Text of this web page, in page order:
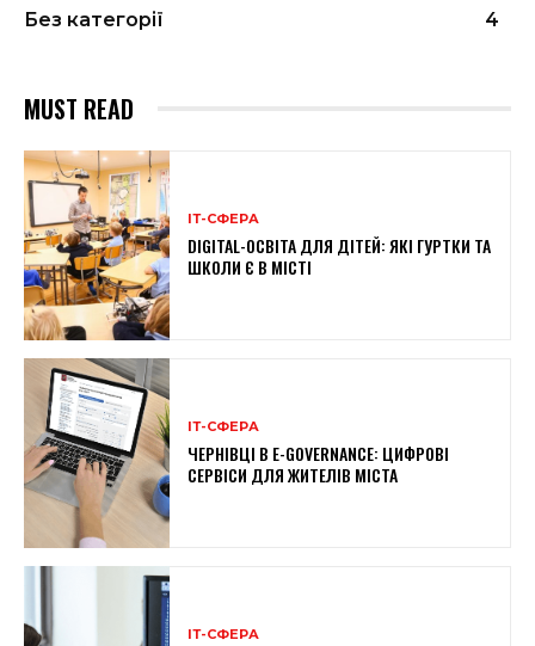
Без категорії
4
MUST READ
ІТ-СФЕРА
DIGITAL-ОСВІТА ДЛЯ ДІТЕЙ: ЯКІ ГУРТКИ ТА
ШКОЛИ Є В МІСТІ
ІТ-СФЕРА
ЧЕРНІВЦІ В E-GOVERNANCE: ЦИФРОВІ
СЕРВІСИ ДЛЯ ЖИТЕЛІВ МІСТА
ІТ-СФЕРА